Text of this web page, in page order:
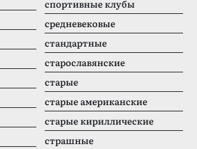
спортивные клубы
средневековые
стандартные
старославянские
старые
старые американские
старые кириллические
страшные